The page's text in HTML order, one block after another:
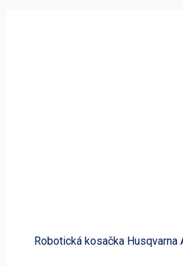
Robotická kosačka